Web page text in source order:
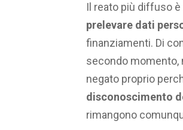
Il reato più diffuso
prelevare dati
finanziamenti. Di
secondo momento,
negato proprio
disconoscimento
rimangono